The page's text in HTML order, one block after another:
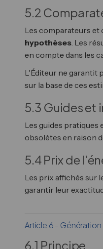
5.2
Les comparateurs et
hypothèses . Les
en compte dans les
L'Éditeur ne garantit
sur la base de ces
5.3 Guides et
Les guides
obsolètes en raison
5.4 Prix de
Les prix affichés sur
garantir leur
Article 6 -
6.1 Principe